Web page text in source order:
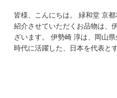
皆様、こんにちは。 緑和堂 京
紹介させていただくお品物は、
ざいます。 伊勢崎 淳は、岡山
時代に活躍した、日本を代表と